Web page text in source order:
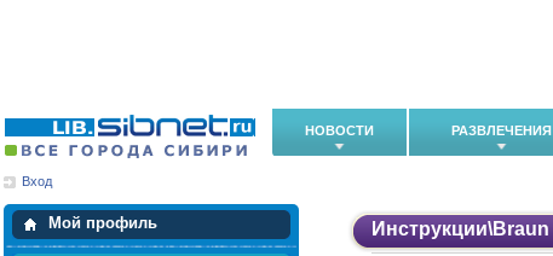
НОВОСТИ РАЗВЛЕЧЕНИЯ
Вход
Мой профиль
Мои закладки
Инструкции\Braun